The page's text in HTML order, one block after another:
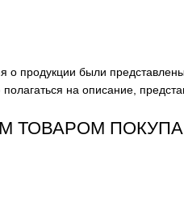
продукции были
на описание,
ТОВАРОМ